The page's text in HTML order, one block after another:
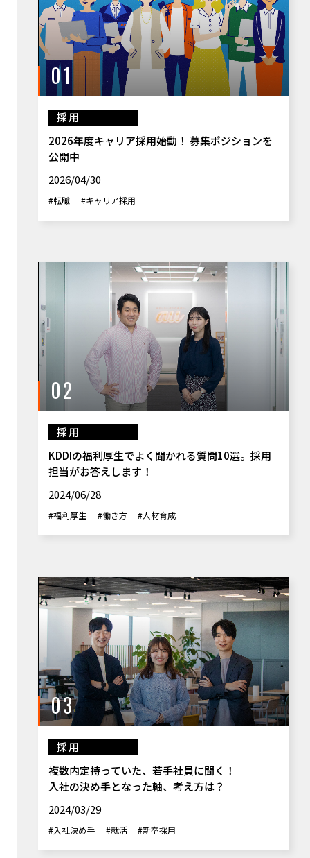
01
採用
2026年度キャリア採用始動！ 募集ポジションを
公開中
2026/04/30
#転職 #キャリア採用
02
採用
KDDIの福利厚生でよく聞かれる質問10選。採用
担当がお答えします！
2024/06/28
#福利厚生 #働き方 #人材育成
03
採用
複数内定持っていた、若手社員に聞く！
入社の決め手となった軸、考え方は？
2024/03/29
#入社決め手 #就活 #新卒採用